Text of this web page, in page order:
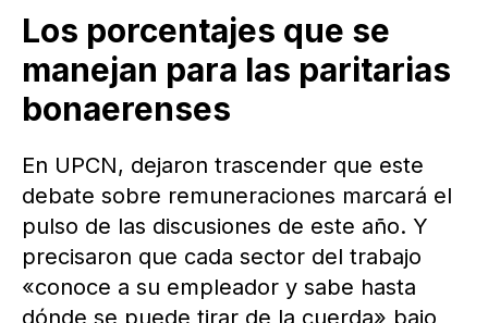
Los porcentajes que se
manejan para las paritarias
bonaerenses
En UPCN, dejaron trascender que este
debate sobre remuneraciones marcará el
pulso de las discusiones de este año. Y
precisaron que cada sector del trabajo
«conoce a su empleador y sabe hasta
dónde se puede tirar de la cuerda» bajo